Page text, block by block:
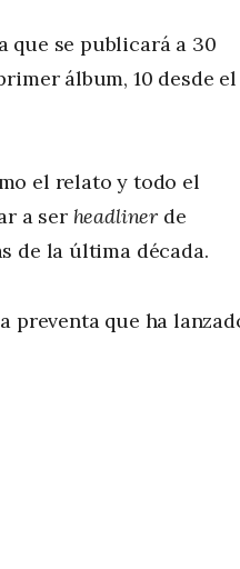
que se publicará a 30
álbum, 10 desde el
el relato y todo el
a ser headliner de
de la última década.
preventa que ha